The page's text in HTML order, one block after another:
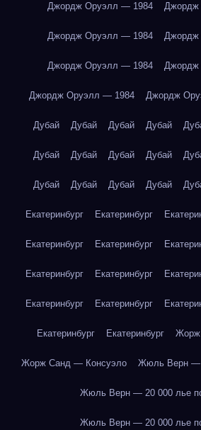
Джордж Оруэлл — 1984 Джордж
Джордж Оруэлл — 1984 Джордж
Джордж Оруэлл — 1984 Джордж
Джордж Оруэлл — 1984 Джордж
Дубай Дубай Дубай Дубай
Дубай Дубай Дубай Дубай
Дубай Дубай Дубай Дубай
Екатеринбург Екатеринбург
Екатеринбург Екатеринбург
Екатеринбург Екатеринбург
Екатеринбург Екатеринбург
Екатеринбург Екатеринбург Жорж
Жорж Санд — Консуэло Жюль Верн —
Жюль Верн — 20 000 лье
Жюль Верн — 20 000 лье